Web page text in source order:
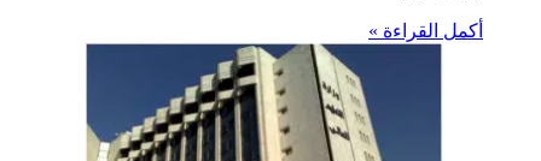
أكمل القراءة »